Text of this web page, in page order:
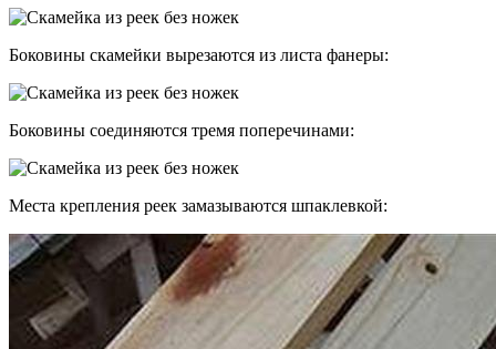
Боковины скамейки вырезаются из листа фанеры:
Боковины соединяются тремя поперечинами:
Места крепления реек замазываются шпаклевкой: